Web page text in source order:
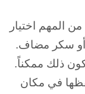
من المهم اختيار
أو سكر مضاف.
ذلك ممكناً.
في مكان